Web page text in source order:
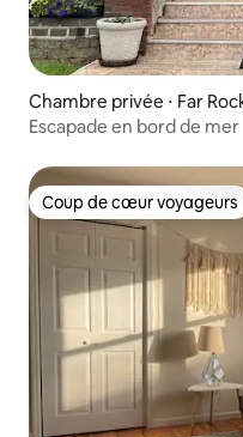
Chambre privée ⋅ Far
Escapade en bord de mer
Coup de cœur voyageurs
Coup de cœur voyageurs